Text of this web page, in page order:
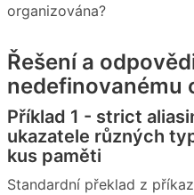
organizována?
Řešení a
nedefinovanému
Příklad 1 - strict
ukazatele různých
kus paměti
Standardní překlad z